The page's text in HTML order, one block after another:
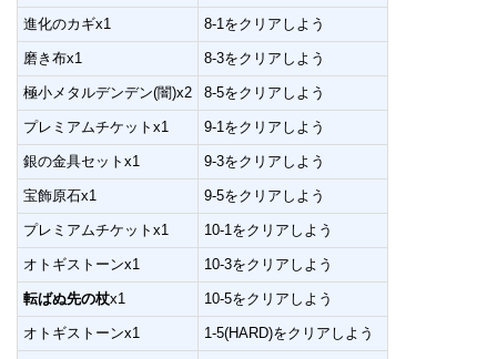
進化のカギx1 8-1をクリアしよう
磨き布x1 8-3をクリアしよう
極小メタルデンデン(闇)x2 8-5をクリアしよう
プレミアムチケットx1 9-1をクリアしよう
銀の金具セットx1 9-3をクリアしよう
宝飾原石x1 9-5をクリアしよう
プレミアムチケットx1 10-1をクリアしよう
オトギストーンx1 10-3をクリアしよう
転ばぬ先の杖x1 10-5をクリアしよう
オトギストーンx1 1-5(HARD)をクリアしよう